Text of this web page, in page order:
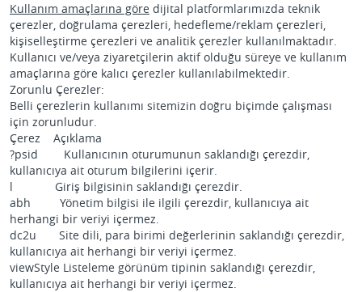
Kullanım amaçlarına göre dijital platformlarımızda teknik
çerezler, doğrulama çerezleri, hedefleme/reklam çerezleri,
kişiselleştirme çerezleri ve analitik çerezler kullanılmaktadır.
Kullanıcı ve/veya ziyaretçilerin aktif olduğu süreye ve kullanım
amaçlarına göre kalıcı çerezler kullanılabilmektedir.
Zorunlu Çerezler:
Belli çerezlerin kullanımı sitemizin doğru biçimde çalışması
için zorunludur.
Çerez Açıklama
?psid Kullanıcının oturumunun saklandığı çerezdir,
kullanıcıya ait oturum bilgilerini içerir.
l Giriş bilgisinin saklandığı çerezdir.
abh Yönetim bilgisi ile ilgili çerezdir, kullanıcıya ait
herhangi bir veriyi içermez.
dc2u Site dili, para birimi değerlerinin saklandığı çerezdir,
kullanıcıya ait herhangi bir veriyi içermez.
viewStyle Listeleme görünüm tipinin saklandığı çerezdir,
kullanıcıya ait herhangi bir veriyi içermez.